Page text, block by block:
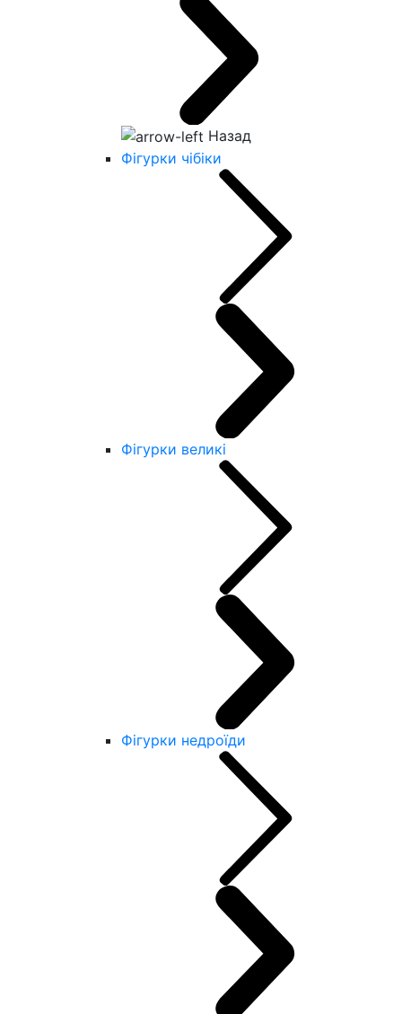
Назад
Фігурки чібіки
Фігурки великі
Фігурки недроїди